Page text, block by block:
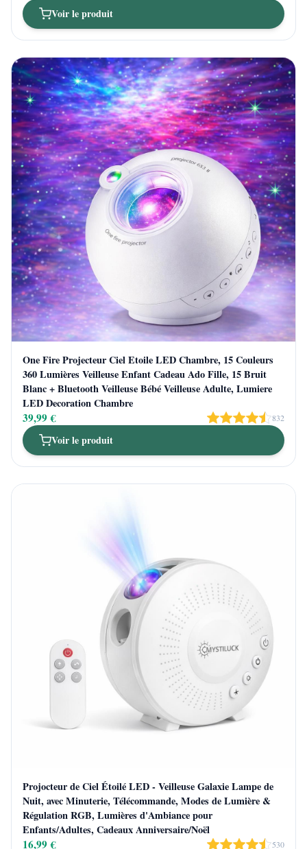
Voir le produit
One Fire Projecteur Ciel Etoile LED Chambre, 15 Couleurs
360 Lumières Veilleuse Enfant Cadeau Ado Fille, 15 Bruit
Blanc + Bluetooth Veilleuse Bébé Veilleuse Adulte, Lumiere
LED Decoration Chambre
39,99 € 832
Voir le produit
Projocteur de Ciel Étoilé LED - Veilleuse Galaxie Lampe de
Nuit, avec Minuterie, Télécommande, Modes de Lumière &
Régulation RGB, Lumières d'Ambiance pour
Enfants/Adultes, Cadeaux Anniversaire/Noël
16,99 € 530